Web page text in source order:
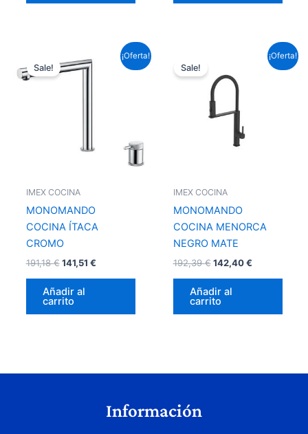
¡Oferta!
Sale!
IMEX COCINA
MONOMANDO
COCINA ÍTACA
CROMO
191,18€
precio
original
141,51 €
precio
Añadir al
carrito
¡Oferta!
Sale!
IMEX COCINA
MONOMANDO
COCINA MENORCA
NEGRO MATE
192,39€
original
era:
192,39 €.
142,40€
precio
actual
Añadir al
carrito
Información